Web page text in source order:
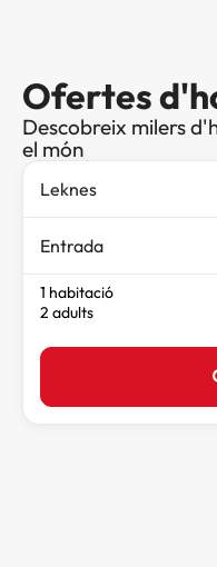
Ofertes
Descobreix milers
el món
Entrada
1 habitació
2 adults